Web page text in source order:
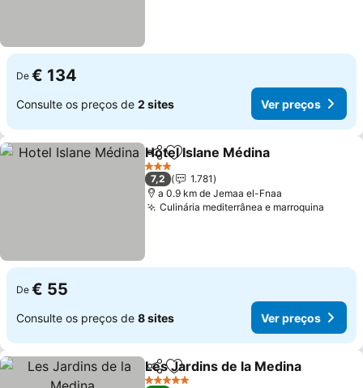
De € 134
Consulte os preços de 2 sites Ver preços
PartilharAdicionar aos favoritos
Hotel Islane Médina
3 Estrelas
7,2
1.781
a 0.9 km de Jemaa el-Fnaa
Culinária mediterrânea e marroquina
De € 55
Consulte os preços de 8 sites Ver preços
PartilharAdicionar aos favoritos
Les Jardins de la Medina
5 Estrelas